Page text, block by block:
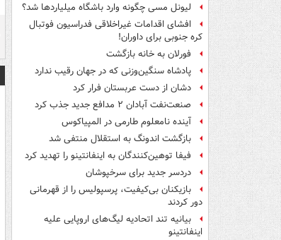
لیونل مسی چگونه وارد باشگاه میلیاردها شد؟
افشای اقدامات غیراخلاقی فدراسیون فوتبال
کره جنوبی برای داوران!
فورلان به خانه بازگشت
پادشاه سنگین‌وزنی که در جهان رقیب ندارد
دشان از دست عربستان فرار کرد
صنعت‌نفت آبادان ۲ مدافع جدید جذب کرد
آینده نامعلوم طارمی در المپیاکوس
بازگشت اندونگ به استقلال منتفی شد
فیفا توهین‌کنندگان به اینفانتینو را تهدید کرد
دردسر جدید برای سرخپوشان
بازیکنان بی‌کیفیت، پرسپولیس را از قهرمانی
دور کردند
بیانیه تند اتحادیه لیگ‌های اروپایی علیه
اینفانتینو